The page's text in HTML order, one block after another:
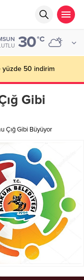
30°C
yüzde 50 indirim
Gibi
Çığ Gibi Büyüyor